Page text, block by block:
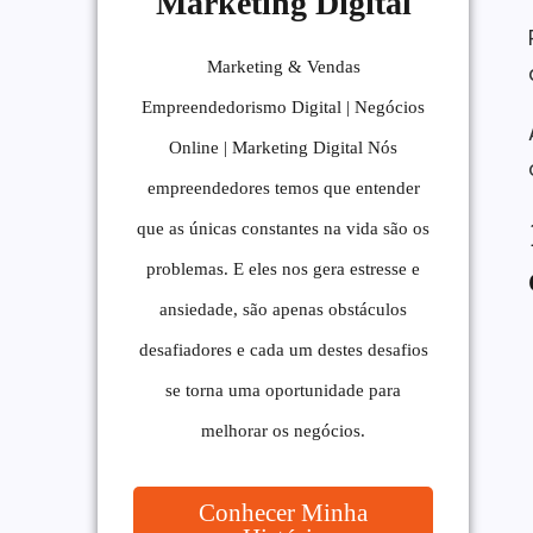
Marketing & Vendas
Empreendedorismo Digital | Negócios
Online | Marketing Digital Nós
empreendedores temos que entender
que as únicas constantes na vida são os
problemas. E eles nos gera estresse e
ansiedade, são apenas obstáculos
desafiadores e cada um destes desafios
se torna uma oportunidade para
melhorar os negócios.
Conhecer Minha